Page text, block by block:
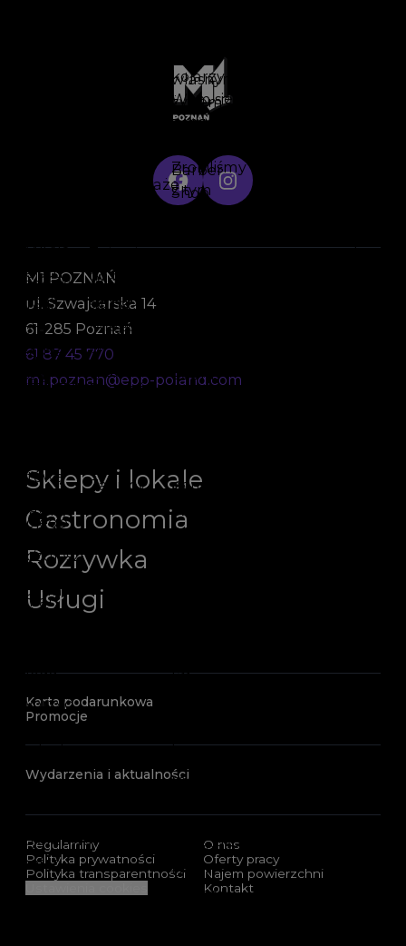
M1 POZNAŃ
ul. Szwajcarska 14
61-285 Poznań
61 87 45 770
m1.poznan@epp-poland.com
Sklepy i lokale
Gastronomia
Rozrywka
Usługi
Karta podarunkowa
Promocje
Wydarzenia i aktualności
Regulaminy
Polityka prywatności
Polityka transparentności
O nas
Oferty pracy
Najem powierzchni
Kontakt